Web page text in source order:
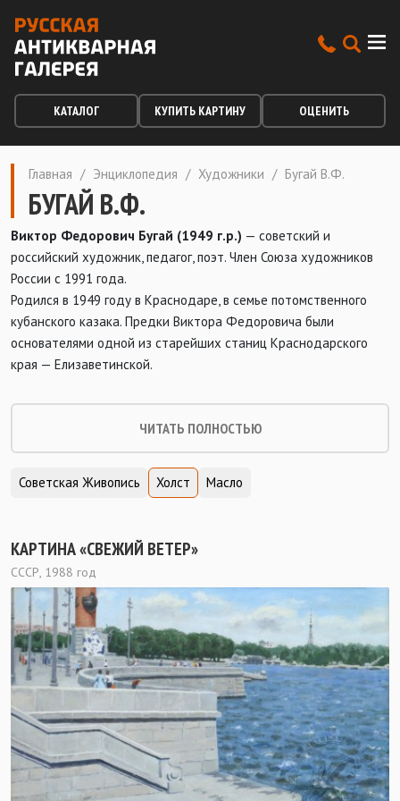
КАТАЛОГ КУПИТЬ КАРТИНУ ОЦЕНИТЬ
Главная / Энциклопедия / Художники / Бугай В.Ф.
БУГАЙ В.Ф.
Виктор Федорович Бугай (1949 г.р.) — советский и
российский художник, педагог, поэт. Член Союза художников
России с 1991 года.
Родился в 1949 году в Краснодаре, в семье потомственного
кубанского казака. Предки Виктора Федоровича были
основателями одной из старейших станиц Краснодарского
края — Елизаветинской.
ЧИТАТЬ ПОЛНОСТЬЮ
Советская Живопись Холст Масло
КАРТИНА «СВЕЖИЙ ВЕТЕР»
СССР, 1988 год